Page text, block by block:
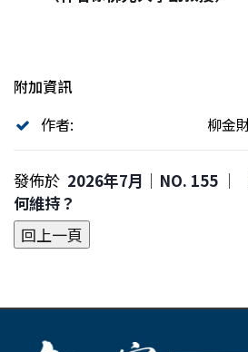
附加資訊
作者:
柳金
發佈於 2026年7月｜NO. 155 │
何維持？